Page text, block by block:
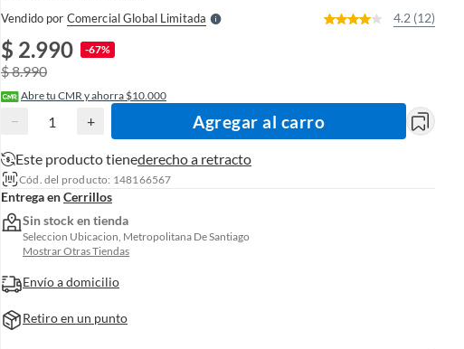
Vendido por Comercial Global Limitada S 4.2 (12)
$ 2.990 -67%
$ 8.990
Abre tu CMR y ahorra $10.000
− + Agregar al carro
Este producto tienederecho a retracto
Cód. del producto: 148166567
Entrega enCerrillos
Sin stock en tienda
Seleccion Ubicacion, Metropolitana De Santiago
Mostrar Otras Tiendas
Envío a domicilio
Retiro en un punto